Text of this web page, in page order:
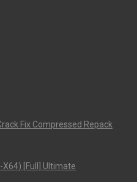
Fix Compressed Repack
[Full] Ultimate